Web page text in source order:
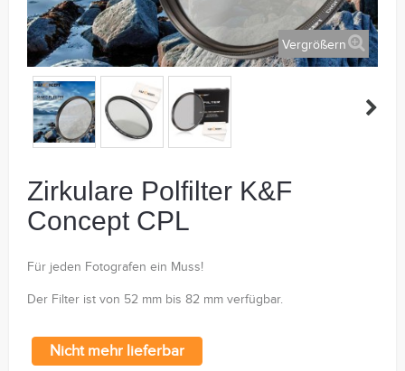
Vergrößern
Zirkulare Polfilter K&F
Concept CPL
Für jeden Fotografen ein Muss!
Der Filter ist von 52 mm bis 82 mm verfügbar.
Nicht mehr lieferbar